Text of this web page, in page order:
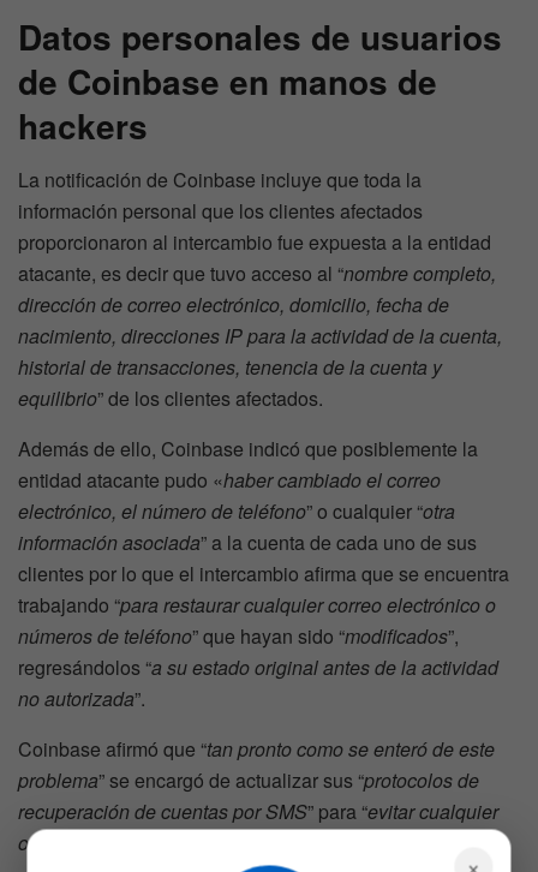
Datos personales de usuarios
de Coinbase en manos de
hackers
La notificación de Coinbase incluye que toda la
información personal que los clientes afectados
proporcionaron al intercambio fue expuesta a la entidad
atacante, es decir que tuvo acceso al “nombre completo,
dirección de correo electrónico, domicilio, fecha de
nacimiento, direcciones IP para la actividad de la cuenta,
historial de transacciones, tenencia de la cuenta y
equilibrio” de los clientes afectados.
Además de ello, Coinbase indicó que posiblemente la
entidad atacante pudo «haber cambiado el correo
electrónico, el número de teléfono” o cualquier “otra
información asociada” a la cuenta de cada uno de sus
clientes por lo que el intercambio afirma que se encuentra
trabajando “para restaurar cualquier correo electrónico o
números de teléfono” que hayan sido “modificados”,
regresándolos “a su estado original antes de la actividad
no autorizada”.
Coinbase afirmó que “tan pronto como se enteró de este
problema” se encargó de actualizar sus “protocolos de
recuperación de cuentas por SMS” para “evitar cualquier
otra omisión de ese proceso de autenticación